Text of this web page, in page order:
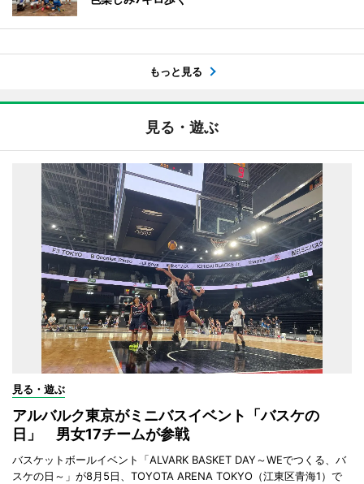
もっと見る
見る・遊ぶ
見る・遊ぶ
アルバルク東京がミニバスイベント「バスケの
日」 男女17チームが参戦
バスケットボールイベント「ALVARK BASKET DAY～WEでつくる、バ
スケの日～」が8月5日、TOYOTA ARENA TOKYO（江東区青海1）で